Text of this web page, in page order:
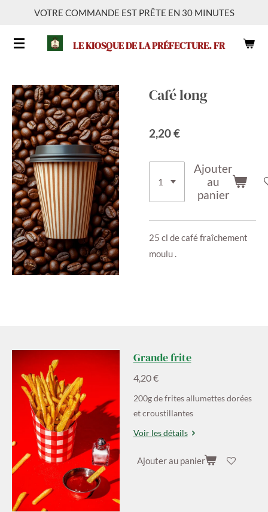
contenu
LE KIOSQUE DE LA PRÉFECTURE. FR
VOTRE COMMANDE EST PRÊTE EN 30 MINUTES
Café long
2,20 €
Ajouter
au
panier
25 cl de café fraîchement
moulu .
Grande frite
4,20 €
200g de frites allumettes dorées
et croustillantes
Voir les détails
Ajouter au panier